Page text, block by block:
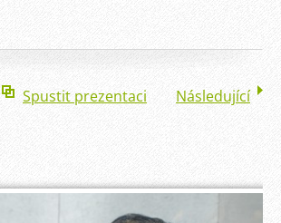
Spustit prezentaci Následující